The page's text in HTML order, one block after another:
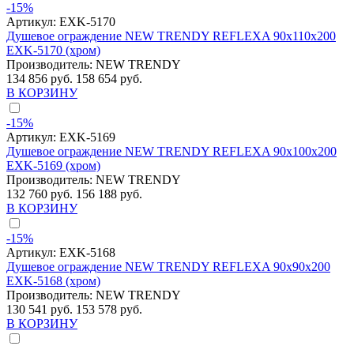
-15%
Артикул: EXK-5170
Душевое ограждение NEW TRENDY REFLEXA 90x110x200
EXK-5170 (хром)
Производитель: NEW TRENDY
134 856 руб. 158 654 руб.
В КОРЗИНУ
-15%
Артикул: EXK-5169
Душевое ограждение NEW TRENDY REFLEXA 90x100x200
EXK-5169 (хром)
Производитель: NEW TRENDY
132 760 руб. 156 188 руб.
В КОРЗИНУ
-15%
Артикул: EXK-5168
Душевое ограждение NEW TRENDY REFLEXA 90x90x200
EXK-5168 (хром)
Производитель: NEW TRENDY
130 541 руб. 153 578 руб.
В КОРЗИНУ